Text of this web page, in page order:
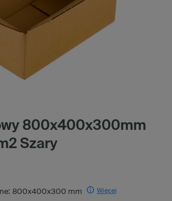
800x400x300mm
Szary
800x400x300 mm Więcej